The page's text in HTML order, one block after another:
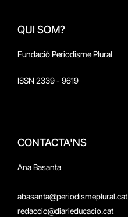
QUI SOM?
Fundació Periodisme Plural
ISSN 2339 - 9619
CONTACTA'NS
Ana Basanta
abasanta@periodismeplural.cat
redaccio@diarieducacio.cat